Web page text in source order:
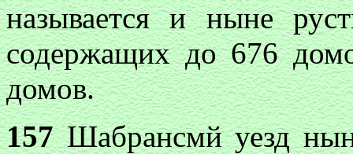
называется и ныне
содержащих до 676
домов.
157Шабрансмй уезд